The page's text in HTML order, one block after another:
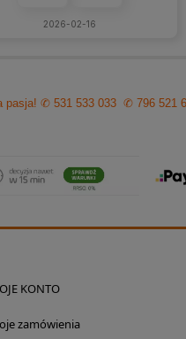
2026-02-16
pasja!✆ 531 533 033 ✆ 796 521
KONTO
zamówienia